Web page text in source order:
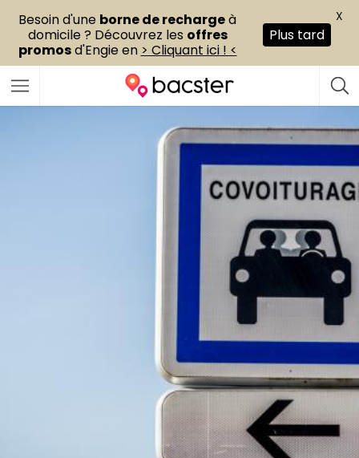
Besoin d'une borne de rechargeà
domicile ? Découvrez les offres
promosd'Engie en > Cliquant ici ! <
Plus tard
X